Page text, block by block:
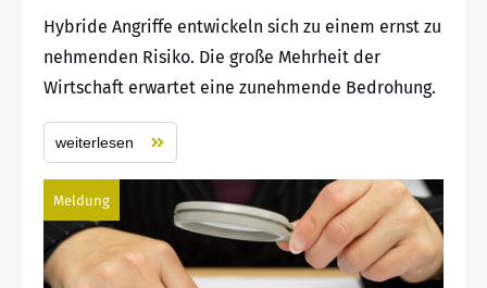
Hybride Angriffe entwickeln sich zu einem ernst zu
nehmenden Risiko. Die große Mehrheit der
Wirtschaft erwartet eine zunehmende Bedrohung.
weiterlesen
Meldung